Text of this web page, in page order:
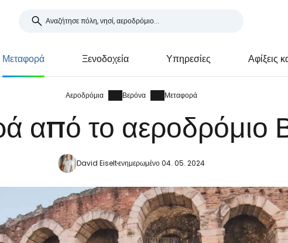
Μεταφορά Ξενοδοχεία Υπηρεσίες Αφίξεις
Αεροδρόμια Βερόνα Μεταφορά
από το αεροδρόμιο
David Eiseltενημερωμένο 04. 05. 2024